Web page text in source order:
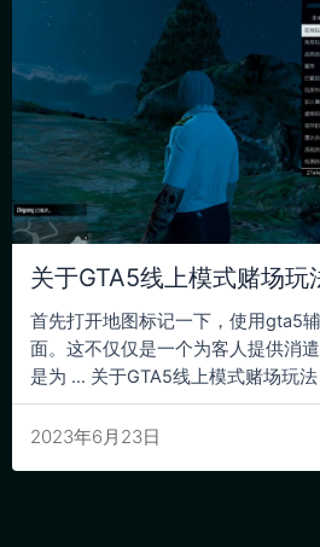
关于GTA5线上模式赌场玩
2023年6月23日
首先打开地图标记一下，使用gta5
面。这不仅仅是一个为客人提供消
是为 … 关于GTA5线上模式赌场玩